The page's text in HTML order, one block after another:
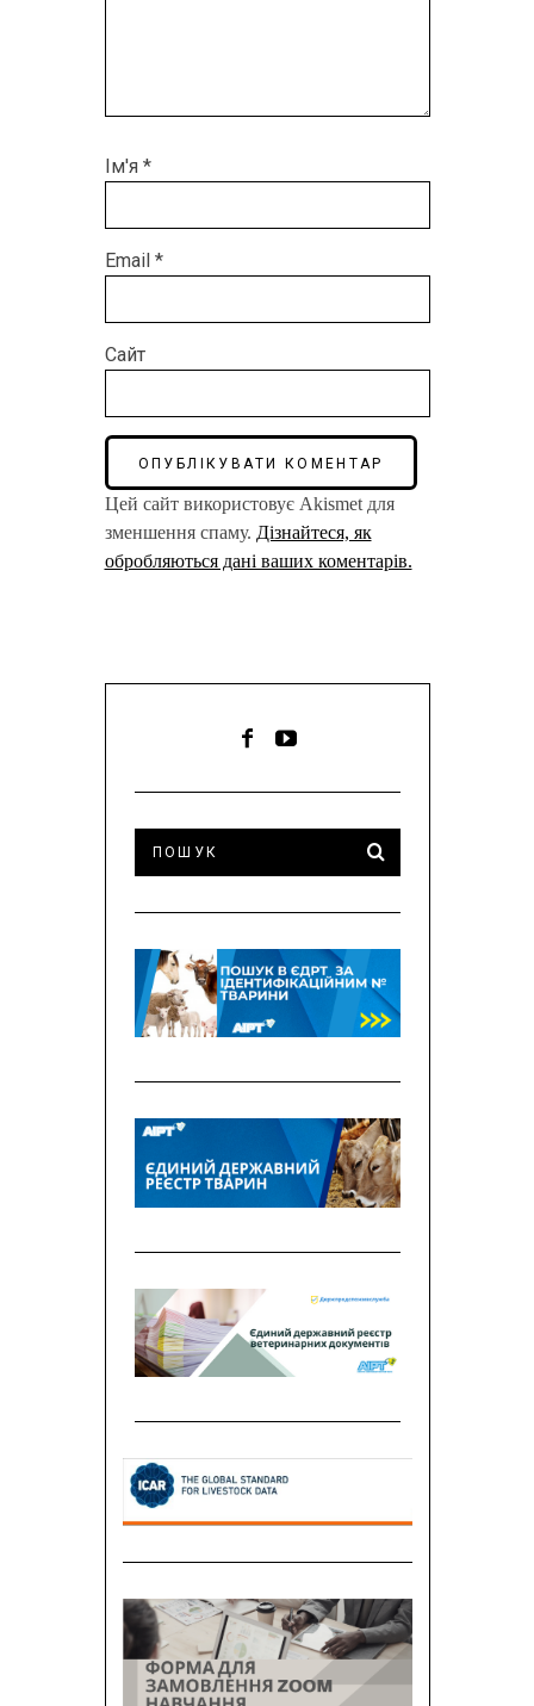
Ім'я *
Email *
Сайт
Цей сайт використовує Akismet для
зменшення спаму. Дізнайтеся, як
обробляються дані ваших коментарів.